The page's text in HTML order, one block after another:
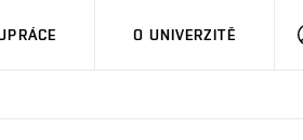
O UNIVERZITĚ